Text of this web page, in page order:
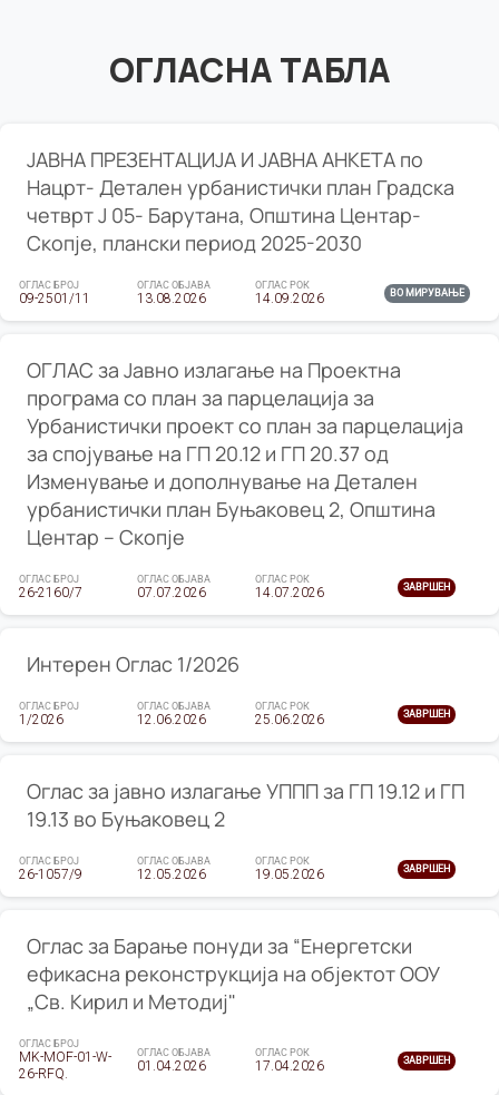
ОГЛАСНА ТАБЛА
ЈАВНА ПРЕЗЕНТАЦИЈА И ЈАВНА АНКЕТА по
Нацрт- Детален урбанистички план Градска
четврт Ј 05- Барутана, Општина Центар-
Скопје, плански период 2025-2030
ОГЛАС БРОЈ
09-2501/11
ОГЛАС ОБЈАВА
13.08.2026
ОГЛАС РОК
14.09.2026 ВО МИРУВАЊЕ
ОГЛАС за Јавно излагање на Проектна
програма со план за парцелација за
Урбанистички проект со план за парцелација
за спојување на ГП 20.12 и ГП 20.37 од
Изменување и дополнување на Детален
урбанистички план Буњаковец 2, Општина
Центар – Скопје
ОГЛАС БРОЈ
26-2160/7
ОГЛАС ОБЈАВА
07.07.2026
ОГЛАС РОК
14.07.2026 ЗАВРШЕН
Интерен Оглас 1/2026
ОГЛАС БРОЈ
1/2026
ОГЛАС ОБЈАВА
12.06.2026
ОГЛАС РОК
25.06.2026 ЗАВРШЕН
Оглас за јавно излагање УППП за ГП 19.12 и ГП
19.13 во Буњаковец 2
ОГЛАС БРОЈ
26-1057/9
ОГЛАС ОБЈАВА
12.05.2026
ОГЛАС РОК
19.05.2026 ЗАВРШЕН
Оглас за Барање понуди за “Енергетски
ефикасна реконструкција на објектот ООУ
„Св. Кирил и Методиј"
ОГЛАС БРОЈ
MK-MOF-01-W-
26-RFQ.
ОГЛАС ОБЈАВА
01.04.2026
ОГЛАС РОК
17.04.2026 ЗАВРШЕН